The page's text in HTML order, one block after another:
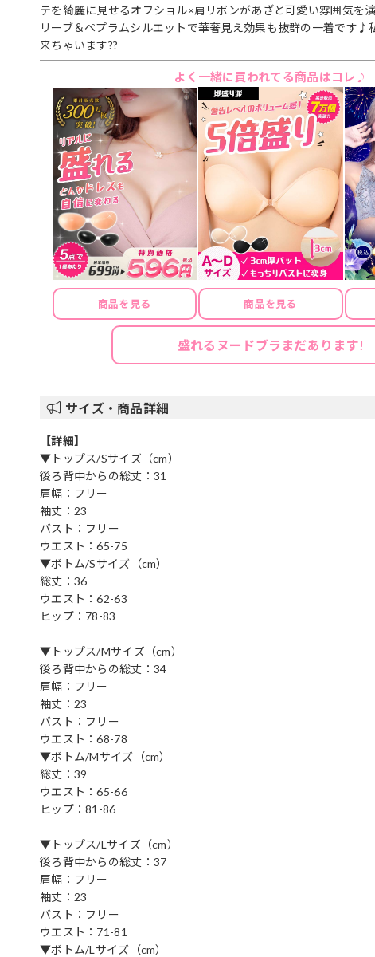
テを綺麗に見せるオフショル×肩リボンがあざと可愛い雰囲気を
リーブ＆ペプラムシルエットで華奢見え効果も抜群の一着です♪
来ちゃいます??
よく一緒に買われてる商品はコレ♪
商品を見る 商品を見る
盛れるヌードブラまだあります!
サイズ・商品詳細
【詳細】
▼トップス/Sサイズ（cm）
後ろ背中からの総丈：31
肩幅：フリー
袖丈：23
バスト：フリー
ウエスト：65-75
▼ボトム/Sサイズ（cm）
総丈：36
ウエスト：62-63
ヒップ：78-83
▼トップス/Mサイズ（cm）
後ろ背中からの総丈：34
肩幅：フリー
袖丈：23
バスト：フリー
ウエスト：68-78
▼ボトム/Mサイズ（cm）
総丈：39
ウエスト：65-66
ヒップ：81-86
▼トップス/Lサイズ（cm）
後ろ背中からの総丈：37
肩幅：フリー
袖丈：23
バスト：フリー
ウエスト：71-81
▼ボトム/Lサイズ（cm）